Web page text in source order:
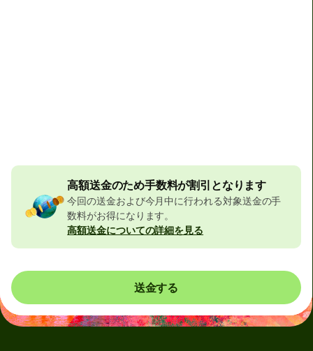
高額送金のため手数料が割引となります
今回の送金および今月中に行われる対象送金の手
数料がお得になります。
高額送金についての詳細を見る
送金する